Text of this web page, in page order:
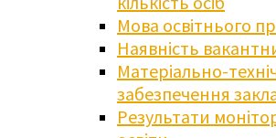
Мова освітнього
Наявність
Матеріально-
забезпечення
Результати